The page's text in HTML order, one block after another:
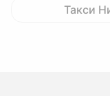
Такси